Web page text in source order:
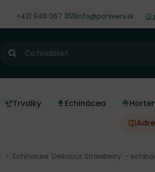
+421 948 067 358info@poniveni.sk O
Hľadať
Trvalky Echinácea
Echinacea 'Delicious Strawberry' -